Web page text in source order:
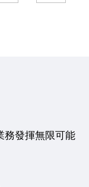
務發揮無限可能